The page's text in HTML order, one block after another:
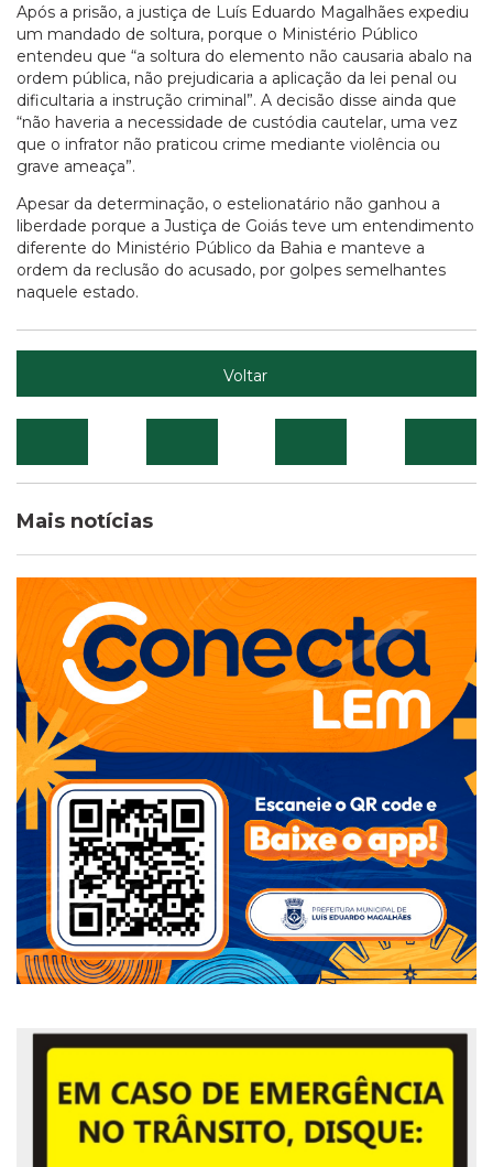
Após a prisão, a justiça de Luís Eduardo Magalhães expediu
um mandado de soltura, porque o Ministério Público
entendeu que “a soltura do elemento não causaria abalo na
ordem pública, não prejudicaria a aplicação da lei penal ou
dificultaria a instrução criminal”. A decisão disse ainda que
“não haveria a necessidade de custódia cautelar, uma vez
que o infrator não praticou crime mediante violência ou
grave ameaça”.
Apesar da determinação, o estelionatário não ganhou a
liberdade porque a Justiça de Goiás teve um entendimento
diferente do Ministério Público da Bahia e manteve a
ordem da reclusão do acusado, por golpes semelhantes
naquele estado.
Voltar
Mais notícias